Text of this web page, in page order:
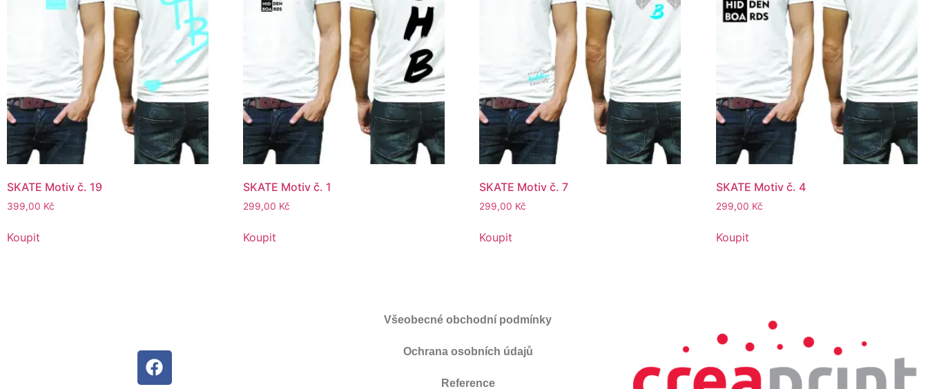
SKATE Motiv č. 19
399,00 Kč
Koupit
SKATE Motiv č. 1
299,00 Kč
Koupit
SKATE Motiv č. 7
299,00 Kč
Koupit
SKATE Motiv č. 4
299,00 Kč
Koupit
Všeobecné obchodní podmínky
Ochrana osobních údajů
Reference